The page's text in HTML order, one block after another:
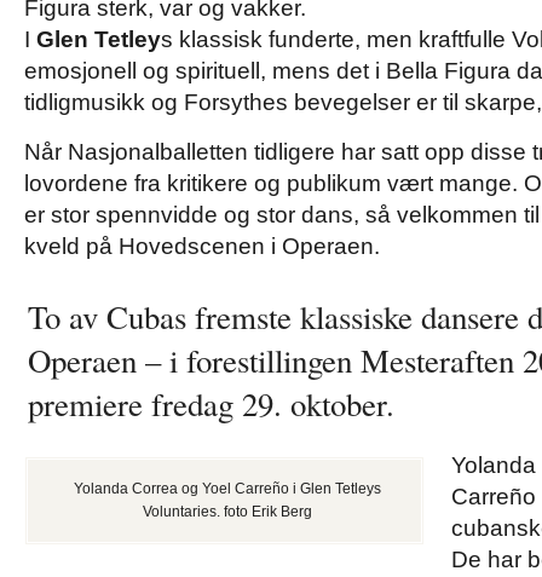
Figura sterk, var og vakker.
I Glen Tetleys klassisk funderte, men kraftfulle
emosjonell og spirituell, mens det i Bella Figura
tidligmusikk og Forsythes bevegelser er til
Når Nasjonalballetten tidligere har satt opp disse
lovordene fra kritikere og publikum vært mange.
er stor spennvidde og stor dans, så velkommen
kveld på Hovedscenen i Operaen.
To av Cubas fremste klassiske dansere
Operaen – i forestillingen Mesteraften
premiere fredag 29. oktober.
Yolanda Correa og Yoel Carreño i Glen Tetleys
Voluntaries. foto Erik Berg
Yolanda
Carreño
De har